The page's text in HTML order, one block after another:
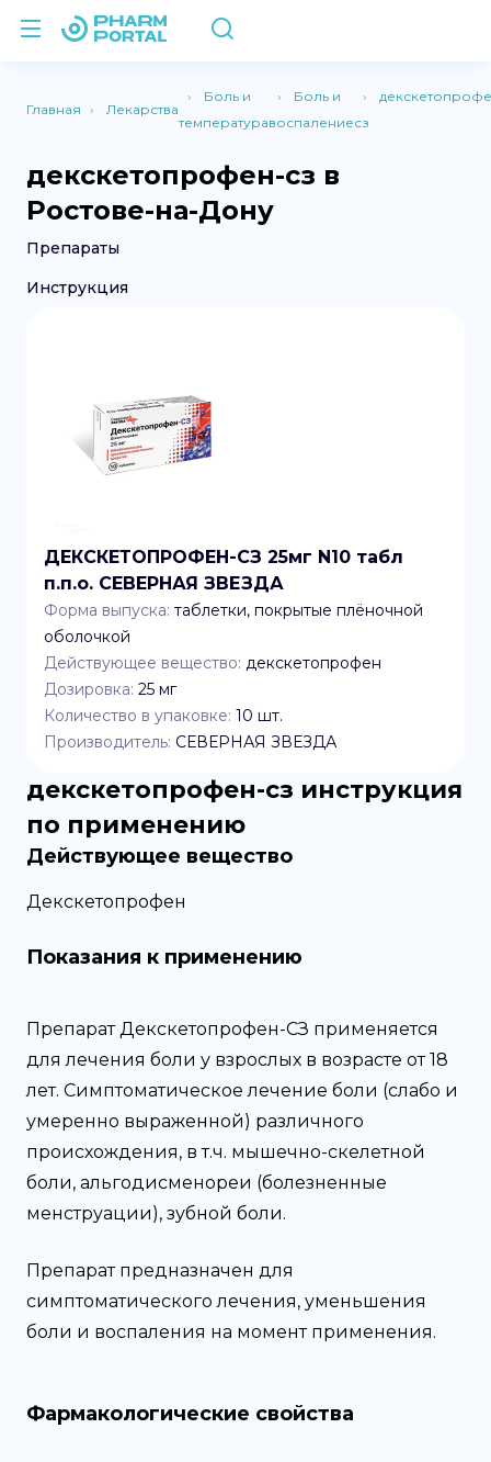
Главная Лекарства
Боль и
температура
Боль и
воспалениесз
декскетопрофен-сз в
Ростове-на-Дону
Препараты
Инструкция
ДЕКСКЕТОПРОФЕН-СЗ 25мг N10 табл
п.п.о. СЕВЕРНАЯ ЗВЕЗДА
Форма выпуска: таблетки, покрытые плёночной
оболочкой
Действующее вещество: декскетопрофен
Дозировка: 25 мг
Количество в упаковке: 10 шт.
Производитель: СЕВЕРНАЯ ЗВЕЗДА
декскетопрофен-сз инструкция
по применению
Действующее вещество
Декскетопрофен
Показания к применению
Препарат Декскетопрофен-СЗ применяется
для лечения боли у взрослых в возрасте от 18
лет. Симптоматическое лечение боли (слабо и
умеренно выраженной) различного
происхождения, в т.ч. мышечно-скелетной
боли, альгодисменореи (болезненные
менструации), зубной боли.
Препарат предназначен для
симптоматического лечения, уменьшения
боли и воспаления на момент применения.
Фармакологические свойства